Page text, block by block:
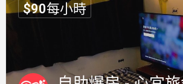
$90每小時